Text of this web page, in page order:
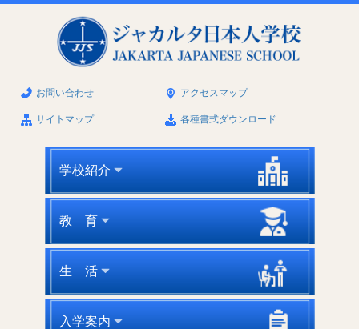
お問い合わせ アクセスマップ
サイトマップ 各種書式ダウンロード
学校紹介
教 育
生 活
入学案内